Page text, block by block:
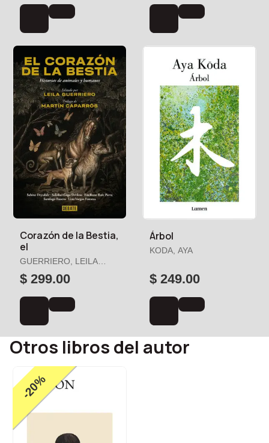
Corazón de la Bestia,
el
GUERRIERO, LEILA
(ED.)
$ 299.00
Árbol
KODA, AYA
$ 249.00
Otros libros del autor
-20%